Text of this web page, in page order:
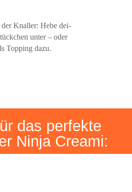
der Knal­ler: Hebe dei­
unter – oder
Top­ping dazu.
das per­fek­te
Nin­ja Creami: